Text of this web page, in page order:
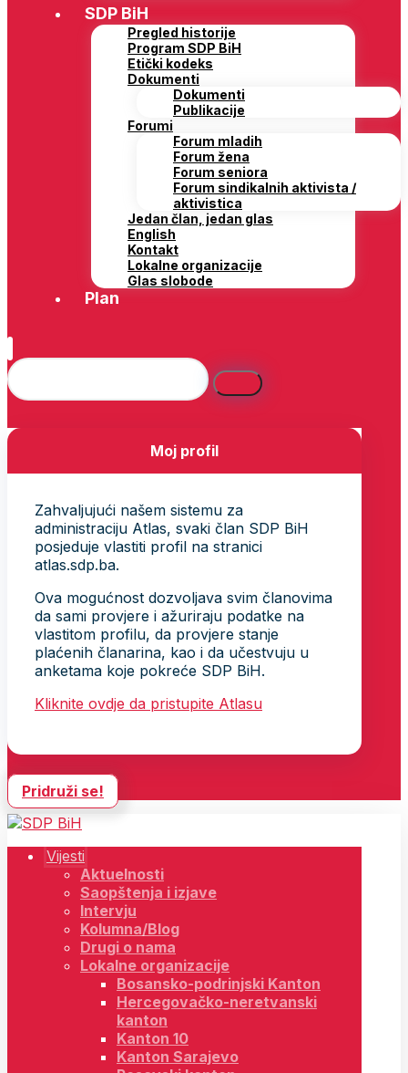
SDP BiH
Pregled historije
Program SDP BiH
Etički kodeks
Dokumenti
Dokumenti
Publikacije
Forumi
Forum mladih
Forum žena
Forum seniora
Forum sindikalnih aktivista /
aktivistica
Jedan član, jedan glas
English
Kontakt
Lokalne organizacije
Glas slobode
Plan
Moj profil
Zahvaljujući našem sistemu za
administraciju Atlas, svaki član SDP BiH
posjeduje vlastiti profil na stranici
atlas.sdp.ba.
Ova mogućnost dozvoljava svim članovima
da sami provjere i ažuriraju podatke na
vlastitom profilu, da provjere stanje
plaćenih članarina, kao i da učestvuju u
anketama koje pokreće SDP BiH.
Kliknite ovdje da pristupite Atlasu
Pridruži se!
Vijesti
Aktuelnosti
Saopštenja i izjave
Intervju
Kolumna/Blog
Drugi o nama
Lokalne organizacije
Bosansko-podrinjski Kanton
Hercegovačko-neretvanski
kanton
Kanton 10
Kanton Sarajevo